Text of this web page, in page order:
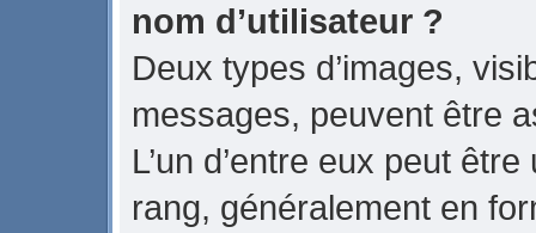
nom d’utilisateur ?
Deux types d’images,
messages, peuvent être
L’un d’entre eux peut
rang, généralement en